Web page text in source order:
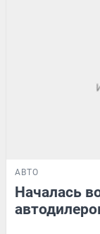
АВТО
Началась